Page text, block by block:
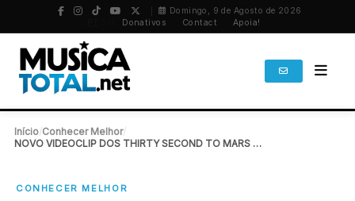
Domingo, 9 de Agosto de 2026
Donativos Contact Apoia!
Início Conhecer Melhor/
NOVO VIDEOCLIP DOS THIRTY SECOND TO MARS COM…
CONHECER MELHOR